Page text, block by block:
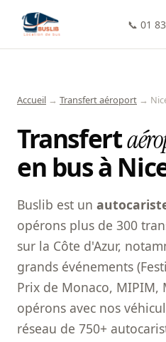
📞 01
Accueil → Transfert aéroport →
Transfert
en bus à
Buslib est un
opérons plus de 300
sur la Côte d'Azur,
grands événements
Prix de Monaco, MIPIM,
opérons avec nos
réseau de 750+